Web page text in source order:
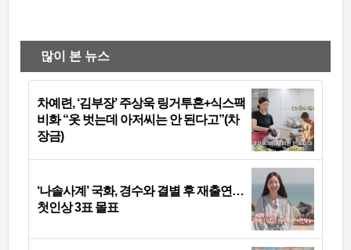
많이 본 뉴스
차예련, ‘김부장’ 주상욱 링거투혼+식스팩
비화 “옷 벗는데 아저씨는 안 된다고”(차
장금)
‘나솔사계’ 국화, 경수와 결별 후 재출연…
첫인상 3표 몰표